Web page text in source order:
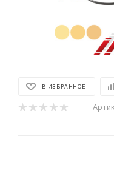
В ИЗБРАННОЕ